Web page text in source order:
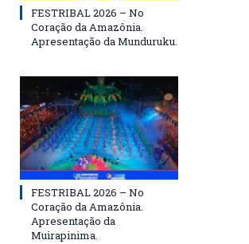
FESTRIBAL 2026 – No
Coração da Amazônia.
Apresentação da Munduruku.
FESTRIBAL 2026 – No
Coração da Amazônia.
Apresentação da
Muirapinima.